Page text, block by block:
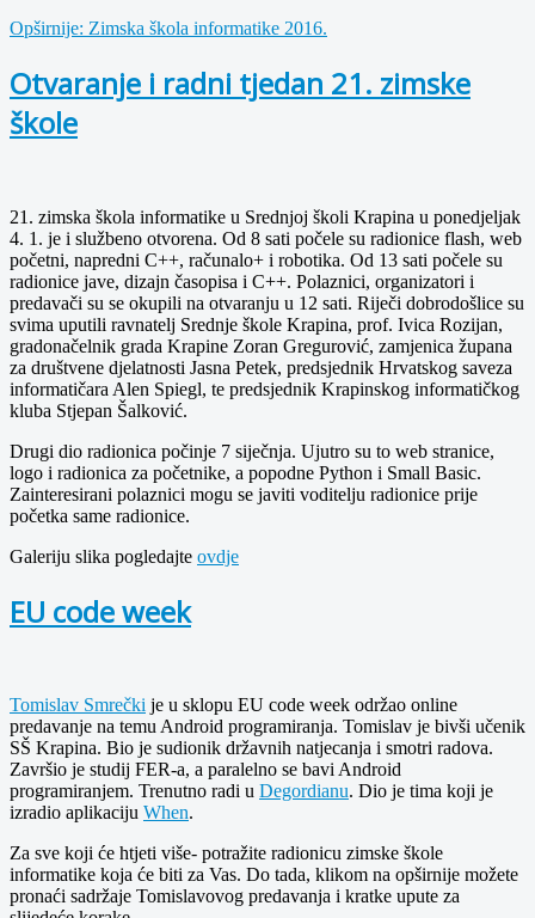
Opširnije: Zimska škola informatike 2016.
Otvaranje i radni tjedan 21. zimske
škole
21. zimska škola informatike u Srednjoj školi Krapina u ponedjeljak
4. 1. je i službeno otvorena. Od 8 sati počele su radionice flash, web
početni, napredni C++, računalo+ i robotika. Od 13 sati počele su
radionice jave, dizajn časopisa i C++. Polaznici, organizatori i
predavači su se okupili na otvaranju u 12 sati. Riječi dobrodošlice su
svima uputili ravnatelj Srednje škole Krapina, prof. Ivica Rozijan,
gradonačelnik grada Krapine Zoran Gregurović, zamjenica župana
za društvene djelatnosti Jasna Petek, predsjednik Hrvatskog saveza
informatičara Alen Spiegl, te predsjednik Krapinskog informatičkog
kluba Stjepan Šalković.
Drugi dio radionica počinje 7 siječnja. Ujutro su to web stranice,
logo i radionica za početnike, a popodne Python i Small Basic.
Zainteresirani polaznici mogu se javiti voditelju radionice prije
početka same radionice.
Galeriju slika pogledajte ovdje
EU code week
Tomislav Smrečki je u sklopu EU code week održao online
predavanje na temu Android programiranja. Tomislav je bivši učenik
SŠ Krapina. Bio je sudionik državnih natjecanja i smotri radova.
Završio je studij FER-a, a paralelno se bavi Android
programiranjem. Trenutno radi u Degordianu. Dio je tima koji je
izradio aplikaciju When.
Za sve koji će htjeti više- potražite radionicu zimske škole
informatike koja će biti za Vas. Do tada, klikom na opširnije možete
pronaći sadržaje Tomislavovog predavanja i kratke upute za